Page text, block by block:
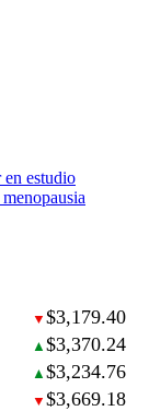
en estudio
▼ $3,179.40
▲ $3,370.24
▲ $3,234.76
▼ $3,669.18